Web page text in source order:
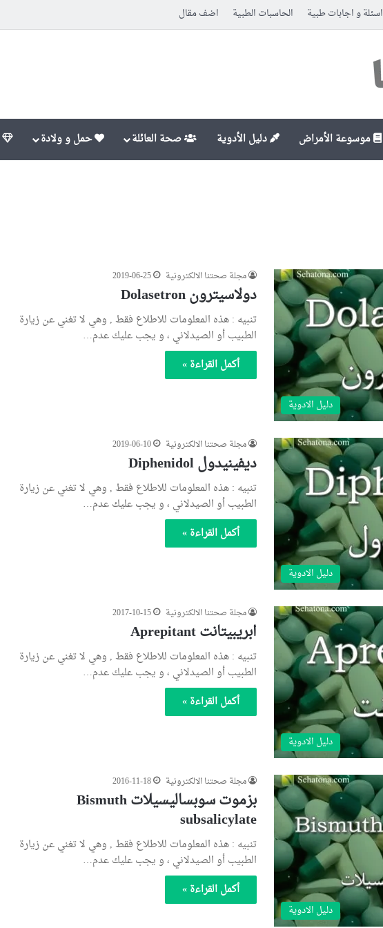
اسئلة و اجابات طبية الحاسبات الطبية اضف مقال
موسوعة الأمراض دليل الأدوية صحة العائلة حمل و ولادة
دليل الادوية
مجلة صحتنا الالكترونية 2019-06-25
دولاسيترون Dolasetron
تنبيه : هذه المعلومات للاطلاع فقط , وهي لا تغني عن زيارة
الطبيب أو الصيدلاني ، و يجب عليك عدم…
أكمل القراءة »
دليل الادوية
مجلة صحتنا الالكترونية 2019-06-10
ديفينيدول Diphenidol
تنبيه : هذه المعلومات للاطلاع فقط , وهي لا تغني عن زيارة
الطبيب أو الصيدلاني ، و يجب عليك عدم…
أكمل القراءة »
دليل الادوية
مجلة صحتنا الالكترونية 2017-10-15
ابريبيتانت Aprepitant
تنبيه : هذه المعلومات للاطلاع فقط , وهي لا تغني عن زيارة
الطبيب أو الصيدلاني ، و يجب عليك عدم…
أكمل القراءة »
دليل الادوية
مجلة صحتنا الالكترونية 2016-11-18
بزموت سوبساليسيلات Bismuth
subsalicylate
تنبيه : هذه المعلومات للاطلاع فقط , وهي لا تغني عن زيارة
الطبيب أو الصيدلاني ، و يجب عليك عدم…
أكمل القراءة »